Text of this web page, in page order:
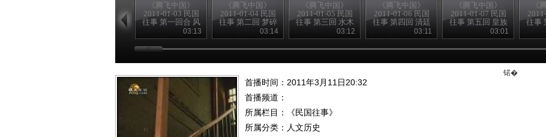
《腾飞中国》
2011-01-03 民国
往事 第一回合 风
雨飘摇季03:13
《腾飞中国》
2011-01-04 民国
往事 第二回 梦碎
03:14
《腾飞中国》
2011-01-05 民国
往事 第三回 水木
03:12
《腾飞中国》
2011-01-06 民国
往事 第四回 清廷
03:11
《腾飞中国》
2011-01-07 民国
往事 第五回 皇族
03:01
《
往事
首播时间：2011年3月11日20:32
首播频道：
所属栏目：
《民国往事》
所属分类：人文历史
锘�